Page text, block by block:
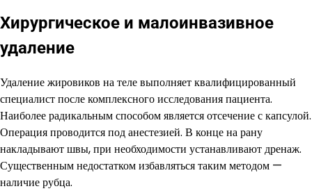
Хирургическое и малоинвазивное
удаление
Удаление жировиков на теле выполняет квалифицированный
специалист после комплексного исследования пациента.
Наиболее радикальным способом является отсечение с капсулой.
Операция проводится под анестезией. В конце на рану
накладывают швы, при необходимости устанавливают дренаж.
Существенным недостатком избавляться таким методом —
наличие рубца.